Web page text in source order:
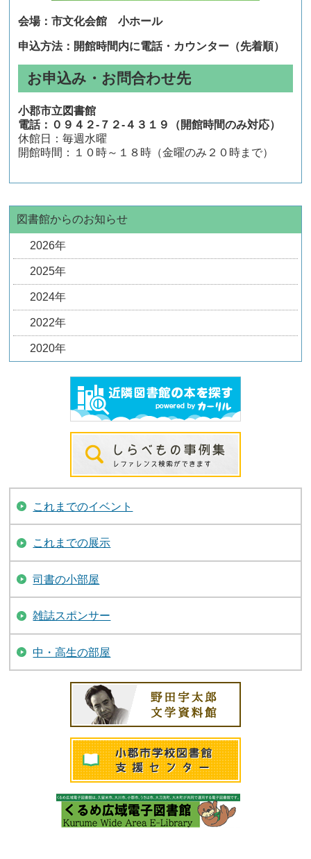
会場：市文化会館 小ホール
申込方法：開館時間内に電話・カウンター（先着順）
お申込み・お問合わせ先
小郡市立図書館
電話：０９４２-７２-４３１９（開館時間のみ対応）
休館日：毎週水曜
開館時間：１０時～１８時（金曜のみ２０時まで）
図書館からのお知らせ
2026年
2025年
2024年
2022年
2020年
これまでのイベント
これまでの展示
司書の小部屋
雑誌スポンサー
中・高生の部屋